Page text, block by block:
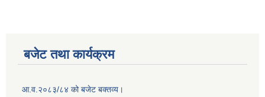
बजेट तथा कार्यक्रम
आ.व.२०८३/८४ को बजेट बक्तव्य।